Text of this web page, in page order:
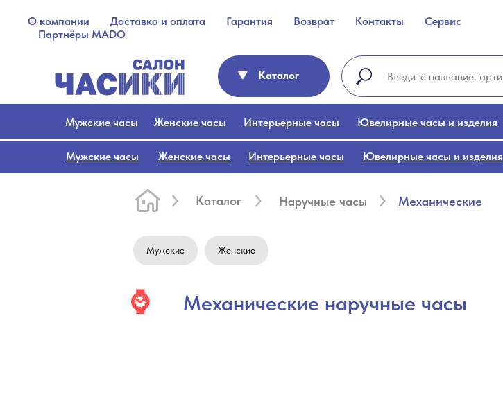
О компании Доставка и оплата Гарантия Возврат Контакты
Сервис
Партнёры MADO
Мужские часы Женские часы Интерьерные часы Ювелирные часы и изделия
Каталог
Мужские часы Женские часы Интерьерные часы Ювелирные часы и изделия
Каталог Наручные часы Механические
Мужские Женские
⌚ Механические наручные часы